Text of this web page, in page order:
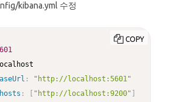
kibana.yml 수정
:
"http://localhost:5601"
: "http://localhost:9200"
COPY